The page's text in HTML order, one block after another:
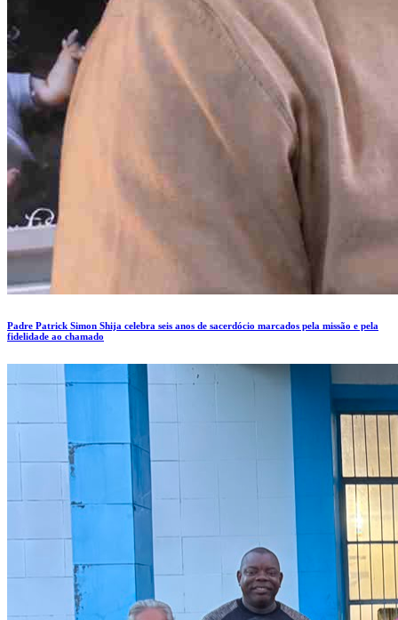
Padre Patrick Simon Shija celebra seis anos de sacerdócio marcados pela missão e pela
fidelidade ao chamado